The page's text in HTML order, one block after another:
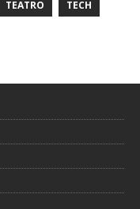
TEATRO TECH